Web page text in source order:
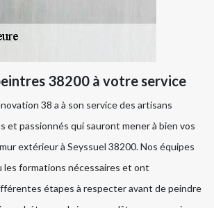
38200 à votre service
38 a à son service des artisans
et passionnés qui sauront mener à bien vos
extérieur à Seyssuel 38200. Nos équipes
formations nécessaires et ont
étapes à respecter avant de peindre